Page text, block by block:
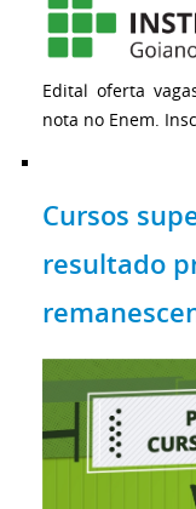
Edital oferta
nota no Enem.
Cursos
resultado